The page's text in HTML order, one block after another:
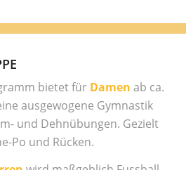
bietet für Damen ab ca.
ausgewogene Gymnastik
und Dehnübungen. Gezielt
Po und Rücken.